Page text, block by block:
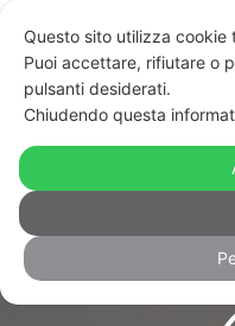
Napoli, torna
mondo più
Questo sito utilizza cookie
Puoi accettare, rifiutare o
pulsanti desiderati.
Chiudendo questa